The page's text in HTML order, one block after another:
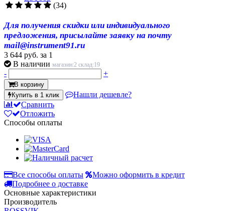
(34)
Для получения скидки или индивидуального
предложения, присылайте заявку на почту
mail@instrument91.ru
3 644 руб. за 1
В наличии магазин:2 склад:19
- +
В корзину
Купить в 1 клик
Нашли дешевле?
Сравнить
Отложить
Способы оплаты
Все способы оплаты
Можно оформить в кредит
Подробнее о доставке
Основные характеристики
Производитель